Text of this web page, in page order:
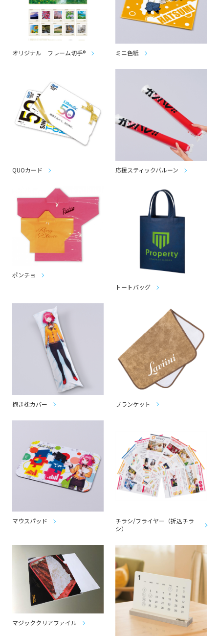
オリジナル フレーム切手® ミニ色紙
QUOカード 応援スティックバルーン
ポンチョ
トートバッグ
抱き枕カバー ブランケット
マウスパッド
チラシ/フライヤー（折込チラ
シ）
マジッククリアファイル